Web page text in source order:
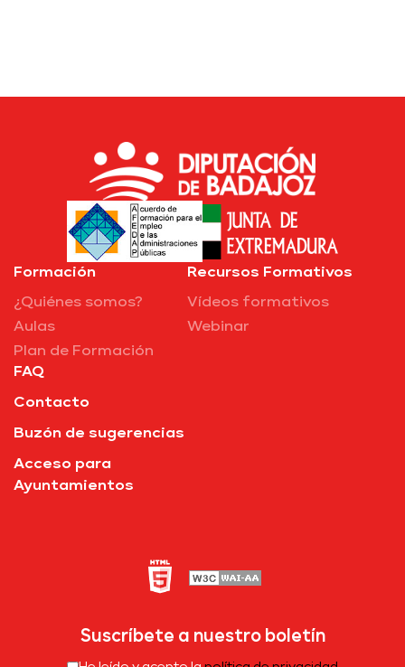
Formación
¿Quiénes somos?
Aulas
Plan de Formación
Recursos Formativos
Vídeos formativos
Webinar
FAQ
Contacto
Buzón de sugerencias
Acceso para
Ayuntamientos
Suscríbete a nuestro boletín